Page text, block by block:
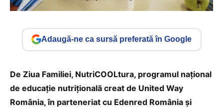
Adaugă-ne ca sursă preferată în Google
De Ziua Familiei, NutriCOOLtura, programul național
de educație nutrițională creat de United Way
România, în parteneriat cu Edenred România și